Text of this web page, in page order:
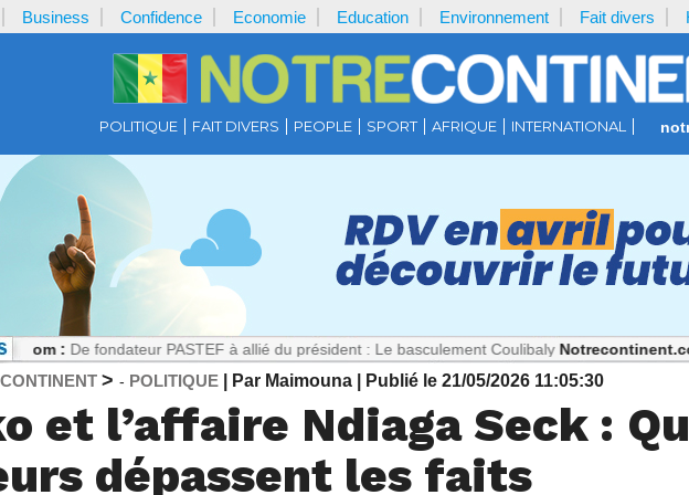
Business Confidence Economie Education Environnement Fait divers
POLITIQUE FAIT DIVERS PEOPLE SPORT AFRIQUE INTERNATIONAL
fondateur PASTEF à allié du président : Le basculement Coulibaly Notrecontinent.com :
> - POLITIQUE | Par Maimouna | Publié le 21/05/2026 11:05:30
et l’affaire Ndiaga Seck :
dépassent les faits